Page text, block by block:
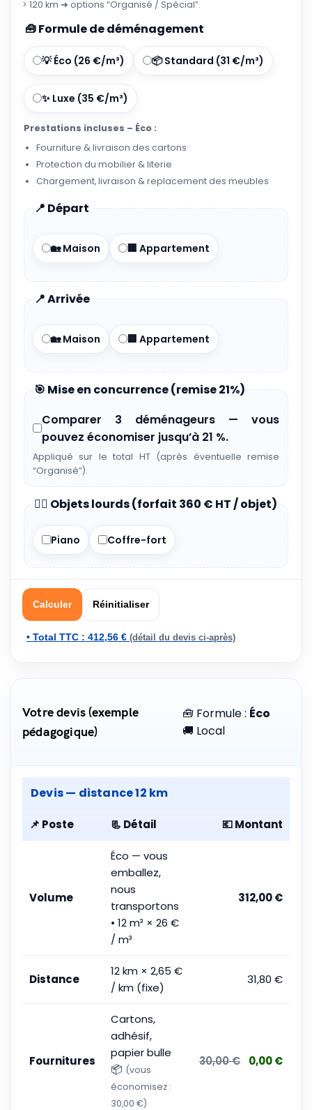
> 120 km ➜ options “Organisé / Spécial”.
🧰 Formule de déménagement
💡 Éco (26 €/m³) 📦 Standard (31 €/m³)
✨ Luxe (35 €/m³)
Prestations incluses – Éco :
Fourniture & livraison des cartons
Protection du mobilier & literie
Chargement, livraison & replacement des meubles
📍 Départ
🏡 Maison 🏢 Appartement
📍 Arrivée
🏡 Maison 🏢 Appartement
🎯 Mise en concurrence (remise 21%)
Comparer 3 déménageurs — vous
pouvez économiser jusqu’à 21 %.
Appliqué sur le total HT (après éventuelle remise
“Organisé”).
🏋️‍♂️ Objets lourds (forfait 360 € HT / objet)
Piano Coffre-fort
Calculer Réinitialiser
• Total TTC : 412,56 € (détail du devis ci-après)
Votre devis (exemple
pédagogique)
🧰 Formule : Éco
🚚 Local
Devis — distance12 km
📌 Poste 📃 Détail 💶 Montant
Volume
Éco — vous
emballez,
nous
transportons
• 12m³ × 26 €
/ m³
312,00 €
Distance
12km × 2,65 €
/ km (fixe)
31,80 €
Fournitures
Cartons,
adhésif,
papier bulle
📦 (vous
économisez :
30,00 €)
30,00 € 0,00 €